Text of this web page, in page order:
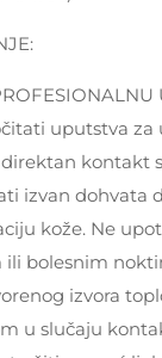
uputstva za
kontakt
izvan dohvata
kože. Ne
ili bolesnim
izvora
u slučaju